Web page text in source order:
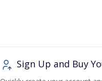
Sign Up and Buy